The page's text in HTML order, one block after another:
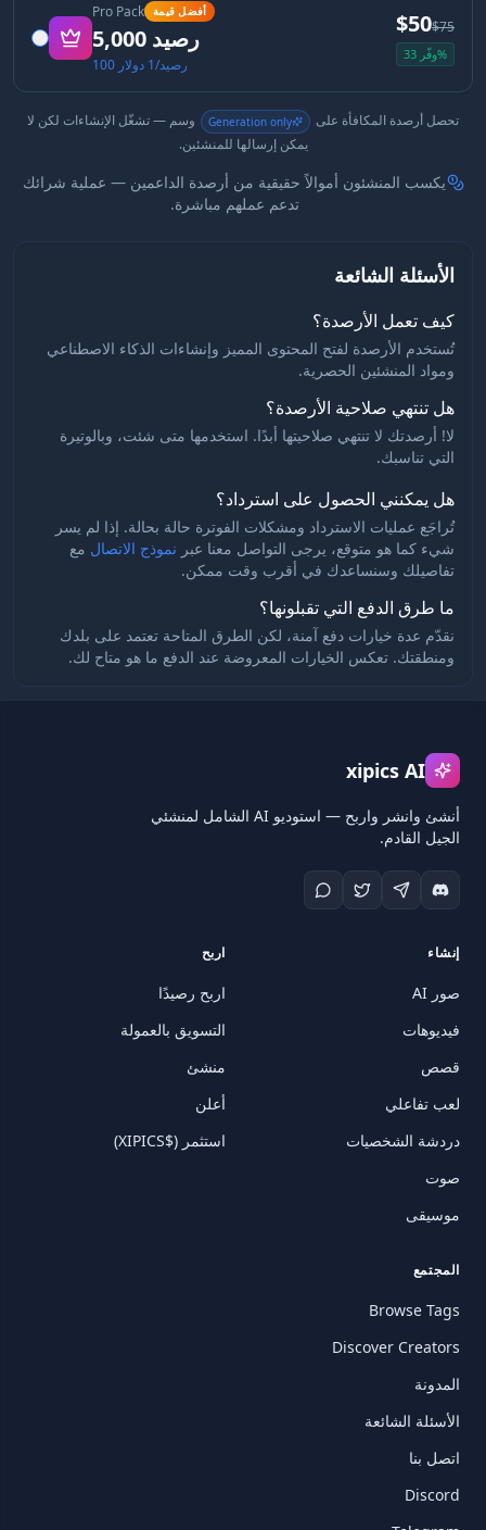
Pro Pack أفضل قيمة
5,000 رصيد
100 رصيد/1 دولار
$50$75
وفّر 33%
تحصل أرصدة المكافأة على Generation only
وسم — تشغّل الإنشاءات لكن لا
يمكن إرسالها للمنشئين.
يكسب المنشئون أموالاً حقيقية من أرصدة الداعمين — عملية شرائك
تدعم عملهم مباشرة.
الأسئلة الشائعة
كيف تعمل الأرصدة؟
تُستخدم الأرصدة لفتح المحتوى المميز وإنشاءات الذكاء الاصطناعي
ومواد المنشئين الحصرية.
هل تنتهي صلاحية الأرصدة؟
لا! أرصدتك لا تنتهي صلاحيتها أبدًا. استخدمها متى شئت، وبالوتيرة
التي تناسبك.
هل يمكنني الحصول على استرداد؟
تُراجَع عمليات الاسترداد ومشكلات الفوترة حالة بحالة. إذا لم يسر
شيء كما هو متوقع، يرجى التواصل معنا عبر نموذج الاتصالمع
تفاصيلك وسنساعدك في أقرب وقت ممكن.
ما طرق الدفع التي تقبلونها؟
نقدّم عدة خيارات دفع آمنة، لكن الطرق المتاحة تعتمد على بلدك
ومنطقتك. تعكس الخيارات المعروضة عند الدفع ما هو متاح لك.
xipics AI
أنشئ وانشر واربح — استوديو AI الشامل لمنشئي
الجيل القادم.
إنشاء
صور AI
فيديوهات
قصص
لعب تفاعلي
دردشة الشخصيات
صوت
موسيقى
اربح
اربح رصيدًا
التسويق بالعمولة
منشئ
أعلن
استثمر ($XIPICS)
المجتمع
Browse Tags
Discover Creators
المدونة
الأسئلة الشائعة
اتصل بنا
Discord